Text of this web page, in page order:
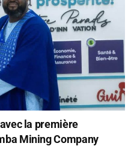
la première
Mining Company